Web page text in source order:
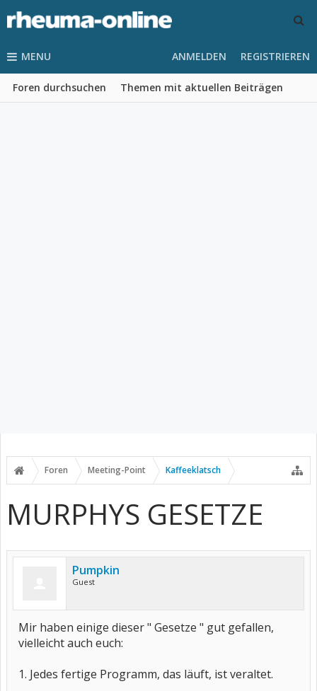
MENU
Foren durchsuchen Themen mit aktuellen Beiträgen
ANMELDEN REGISTRIEREN
Foren Meeting-Point Kaffeeklatsch
MURPHYS GESETZE
Pumpkin
Guest
Mir haben einige dieser " Gesetze " gut gefallen,
vielleicht auch euch:
1. Jedes fertige Programm, das läuft, ist veraltet.